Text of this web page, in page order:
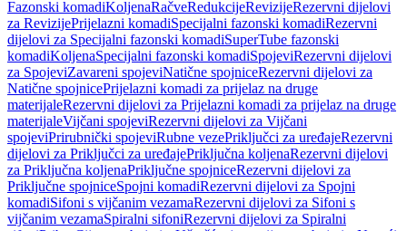
Fazonski komadiKoljenaRačveRedukcijeRevizijeRezervni dijelovi
za RevizijePrijelazni komadiSpecijalni fazonski komadiRezervni
dijelovi za Specijalni fazonski komadiSuperTube fazonski
komadiKoljenaSpecijalni fazonski komadiSpojeviRezervni dijelovi
za SpojeviZavareni spojeviNatične spojniceRezervni dijelovi za
Natične spojnicePrijelazni komadi za prijelaz na druge
materijaleRezervni dijelovi za Prijelazni komadi za prijelaz na druge
materijaleVijčani spojeviRezervni dijelovi za Vijčani
spojeviPrirubnički spojeviRubne vezePriključci za uređajeRezervni
dijelovi za Priključci za uređajePriključna koljenaRezervni dijelovi
za Priključna koljenaPriključne spojniceRezervni dijelovi za
Priključne spojniceSpojni komadiRezervni dijelovi za Spojni
komadiSifoni s vijčanim vezamaRezervni dijelovi za Sifoni s
vijčanim vezamaSpiralni sifoniRezervni dijelovi za Spiralni